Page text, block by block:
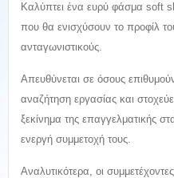
Καλύπτει ένα ευρύ φάσμα soft
που θα ενισχύσουν το προφίλ
ανταγωνιστικούς.
Απευθύνεται σε όσους
αναζήτηση εργασίας και
ξεκίνημα της επαγγελματικής
ενεργή συμμετοχή τους.
Αναλυτικότερα, οι